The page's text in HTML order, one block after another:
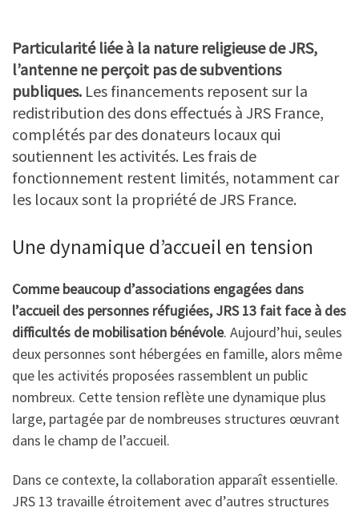
Particularité liée à la nature religieuse de JRS,
l’antenne ne perçoit pas de subventions
publiques. Les financements reposent sur la
redistribution des dons effectués à JRS France,
complétés par des donateurs locaux qui
soutiennent les activités. Les frais de
fonctionnement restent limités, notamment car
les locaux sont la propriété de JRS France.
Une dynamique d’accueil en tension
Comme beaucoup d’associations engagées dans
l’accueil des personnes réfugiées, JRS 13 fait face à des
difficultés de mobilisation bénévole. Aujourd’hui, seules
deux personnes sont hébergées en famille, alors même
que les activités proposées rassemblent un public
nombreux. Cette tension reflète une dynamique plus
large, partagée par de nombreuses structures œuvrant
dans le champ de l’accueil.
Dans ce contexte, la collaboration apparaît essentielle.
JRS 13 travaille étroitement avec d’autres structures